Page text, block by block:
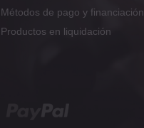
Métodos de pago y financiación
Productos en liquidación